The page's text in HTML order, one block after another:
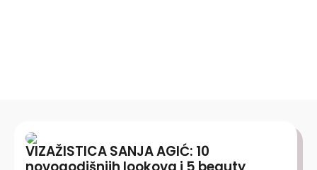
VIZAŽISTICA SANJA AGIĆ: 10